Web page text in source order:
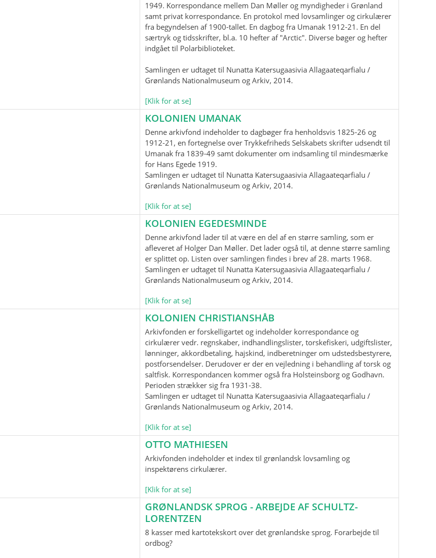
1949. Korrespondance mellem Dan Møller og myndigheder i Grønland
samt privat korrespondance. En protokol med lovsamlinger og cirkulærer
fra begyndelsen af 1900-tallet. En dagbog fra Umanak 1912-21. En del
særtryk og tidsskrifter, bl.a. 10 hefter af "Arctic". Diverse bøger og hefter
indgået til Polarbiblioteket.
Samlingen er udtaget til Nunatta Katersugaasivia Allagaateqarfialu /
Grønlands Nationalmuseum og Arkiv, 2014.
[Klik for at se]
KOLONIEN UMANAK
Denne arkivfond indeholder to dagbøger fra henholdsvis 1825-26 og
1912-21, en fortegnelse over Trykkefriheds Selskabets skrifter udsendt til
Umanak fra 1839-49 samt dokumenter om indsamling til mindesmærke
for Hans Egede 1919.
Samlingen er udtaget til Nunatta Katersugaasivia Allagaateqarfialu /
Grønlands Nationalmuseum og Arkiv, 2014.
[Klik for at se]
KOLONIEN EGEDESMINDE
Denne arkivfond lader til at være en del af en større samling, som er
afleveret af Holger Dan Møller. Det lader også til, at denne større samling
er splittet op. Listen over samlingen findes i brev af 28. marts 1968.
Samlingen er udtaget til Nunatta Katersugaasivia Allagaateqarfialu /
Grønlands Nationalmuseum og Arkiv, 2014.
[Klik for at se]
KOLONIEN CHRISTIANSHÅB
Arkivfonden er forskelligartet og indeholder korrespondance og
cirkulærer vedr. regnskaber, indhandlingslister, torskefiskeri, udgiftslister,
lønninger, akkordbetaling, hajskind, indberetninger om udstedsbestyrere,
postforsendelser. Derudover er der en vejledning i behandling af torsk og
saltfisk. Korrespondancen kommer også fra Holsteinsborg og Godhavn.
Perioden strækker sig fra 1931-38.
Samlingen er udtaget til Nunatta Katersugaasivia Allagaateqarfialu /
Grønlands Nationalmuseum og Arkiv, 2014.
[Klik for at se]
OTTO MATHIESEN
Arkivfonden indeholder et index til grønlandsk lovsamling og
inspektørens cirkulærer.
[Klik for at se]
GRØNLANDSK SPROG - ARBEJDE AF SCHULTZ-
LORENTZEN
8 kasser med kartotekskort over det grønlandske sprog. Forarbejde til
ordbog?